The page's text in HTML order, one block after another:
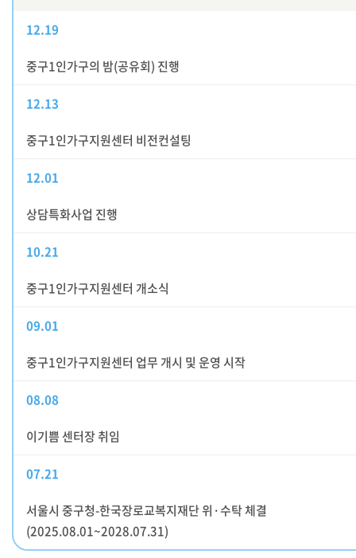
12.19
중구1인가구의 밤(공유회) 진행
12.13
중구1인가구지원센터 비전컨설팅
12.01
상담특화사업 진행
10.21
중구1인가구지원센터 개소식
09.01
중구1인가구지원센터 업무 개시 및 운영 시작
08.08
이기쁨 센터장 취임
07.21
서울시 중구청-한국장로교복지재단 위·수탁 체결
(2025.08.01~2028.07.31)